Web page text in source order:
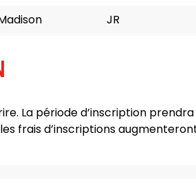
JR
La période d’inscription
frais d’inscriptions